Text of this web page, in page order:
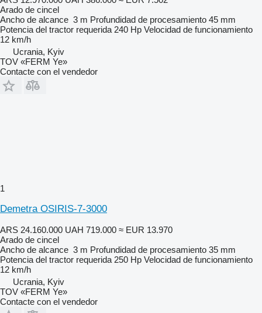
Arado de cincel
Ancho de alcance 3 m Profundidad de procesamiento 45 mm
Potencia del tractor requerida 240 Hp Velocidad de funcionamiento
12 km/h
Ucrania, Kyiv
TOV «FERM Ye»
Contacte con el vendedor
1
Demetra OSIRIS-7-3000
ARS 24.160.000 UAH 719.000 ≈ EUR 13.970
Arado de cincel
Ancho de alcance 3 m Profundidad de procesamiento 35 mm
Potencia del tractor requerida 250 Hp Velocidad de funcionamiento
12 km/h
Ucrania, Kyiv
TOV «FERM Ye»
Contacte con el vendedor